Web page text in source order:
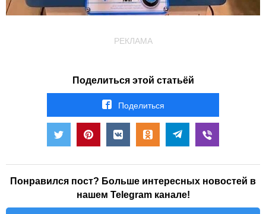
РЕКЛАМА
Поделиться этой статьёй
Поделиться
Понравился пост? Больше интересных новостей в
нашем Telegram канале!